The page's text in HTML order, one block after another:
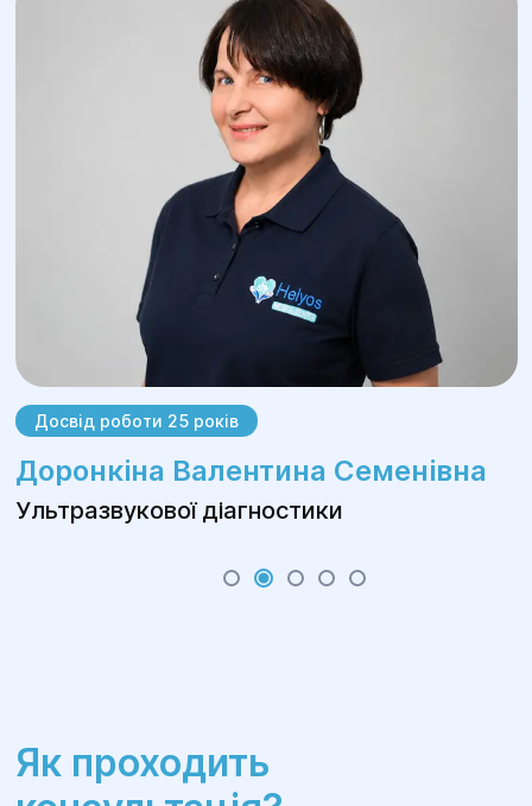
Досвід роботи 25 років
Доронкіна Валентина Семенівна
Ультразвукової діагностики
Як проходить